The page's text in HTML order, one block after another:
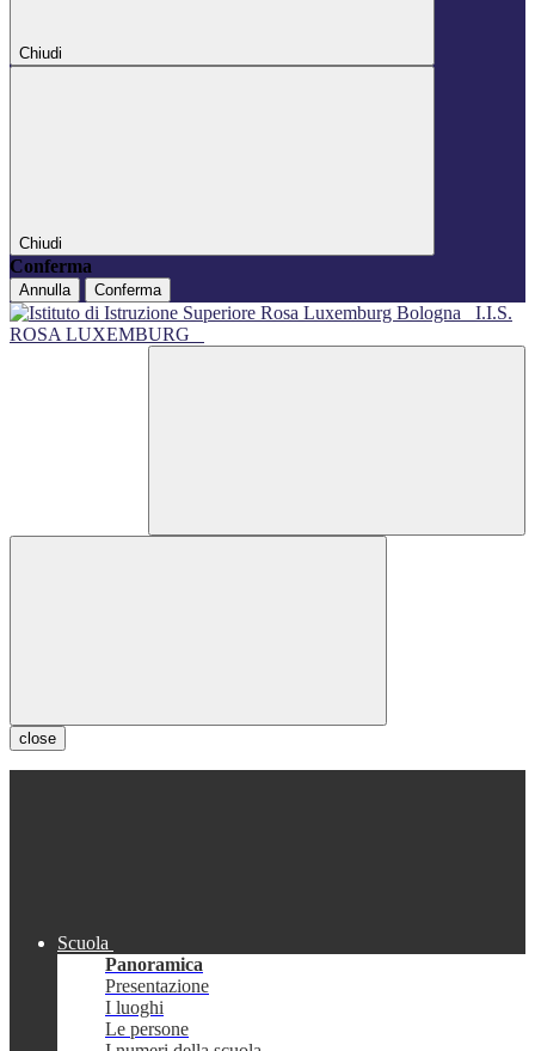
Chiudi
Chiudi
Conferma
Annulla Conferma
I.I.S.
ROSA LUXEMBURG
close
Scuola
Panoramica
Presentazione
I luoghi
Le persone